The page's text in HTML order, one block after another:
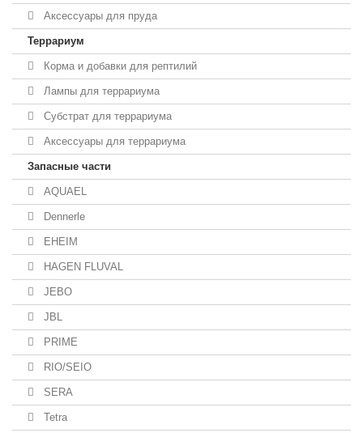
Аксессуары для пруда
Террариум
Корма и добавки для рептилий
Лампы для террариума
Субстрат для террариума
Аксессуары для террариума
Запасные части
AQUAEL
Dennerle
EHEIM
HAGEN FLUVAL
JEBO
JBL
PRIME
RIO/SEIO
SERA
Tetra